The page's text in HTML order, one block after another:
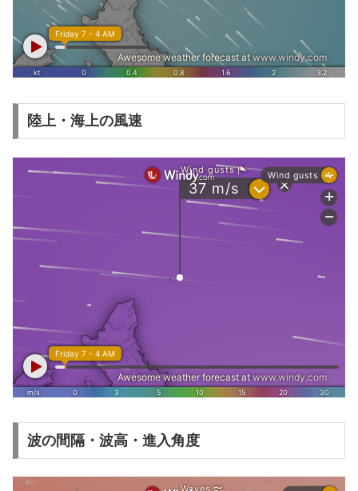
陸上・海上の風速
波の間隔・波高・進入角度